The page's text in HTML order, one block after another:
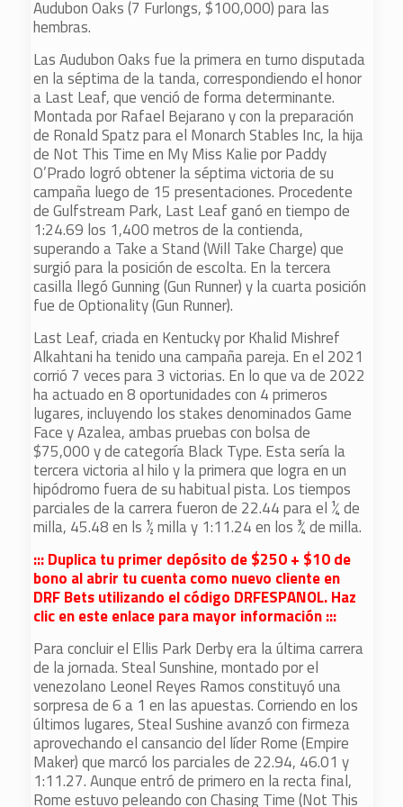
Audubon Oaks (7 Furlongs, $100,000) para las
hembras.
Las Audubon Oaks fue la primera en turno disputada
en la séptima de la tanda, correspondiendo el honor
a Last Leaf, que venció de forma determinante.
Montada por Rafael Bejarano y con la preparación
de Ronald Spatz para el Monarch Stables Inc, la hija
de Not This Time en My Miss Kalie por Paddy
O’Prado logró obtener la séptima victoria de su
campaña luego de 15 presentaciones. Procedente
de Gulfstream Park, Last Leaf ganó en tiempo de
1:24.69 los 1,400 metros de la contienda,
superando a Take a Stand (Will Take Charge) que
surgió para la posición de escolta. En la tercera
casilla llegó Gunning (Gun Runner) y la cuarta posición
fue de Optionality (Gun Runner).
Last Leaf, criada en Kentucky por Khalid Mishref
Alkahtani ha tenido una campaña pareja. En el 2021
corrió 7 veces para 3 victorias. En lo que va de 2022
ha actuado en 8 oportunidades con 4 primeros
lugares, incluyendo los stakes denominados Game
Face y Azalea, ambas pruebas con bolsa de
$75,000 y de categoría Black Type. Esta sería la
tercera victoria al hilo y la primera que logra en un
hipódromo fuera de su habitual pista. Los tiempos
parciales de la carrera fueron de 22.44 para el ¼ de
milla, 45.48 en ls ½ milla y 1:11.24 en los ¾ de milla.
::: Duplica tu primer depósito de $250 + $10 de
bono al abrir tu cuenta como nuevo cliente en
DRF Bets utilizando el código DRFESPANOL. Haz
clic en este enlace para mayor información :::
Para concluir el Ellis Park Derby era la última carrera
de la jornada. Steal Sunshine, montado por el
venezolano Leonel Reyes Ramos constituyó una
sorpresa de 6 a 1 en las apuestas. Corriendo en los
últimos lugares, Steal Sushine avanzó con firmeza
aprovechando el cansancio del líder Rome (Empire
Maker) que marcó los parciales de 22.94, 46.01 y
1:11.27. Aunque entró de primero en la recta final,
Rome estuvo peleando con Chasing Time (Not This